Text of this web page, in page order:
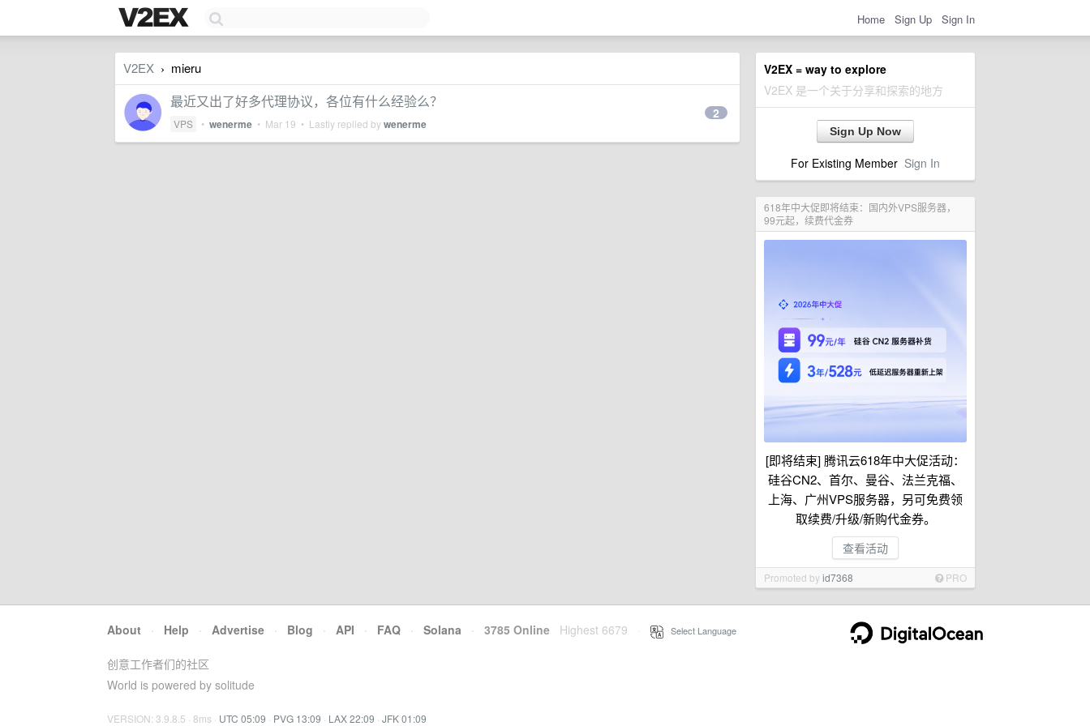
Home Sign Up Sign In
V2EX = way to explore
V2EX 是一个关于分享和探索的地方
Sign Up Now
For Existing Member Sign In
618年中大促即将结束：国内外VPS服务器，
99元起，续费代金券
[即将结束] 腾讯云618年中大促活动：
硅谷CN2、首尔、曼谷、法兰克福、
上海、广州VPS服务器，另可免费领
取续费/升级/新购代金券。
查看活动
Promoted byid7368 PRO
V2EX › mieru
最近又出了好多代理协议，各位有什么经验么？
VPS • wenerme • Mar 19 • Lastly replied bywenerme
2
About · Help · Advertise · Blog · API · FAQ · Solana · 3785 Online Highest 6679 Select Language
创意工作者们的社区
World is powered by solitude
VERSION: 3.9.8.5 · 8ms · UTC 05:09 · PVG 13:09 · LAX 22:09 · JFK 01:09